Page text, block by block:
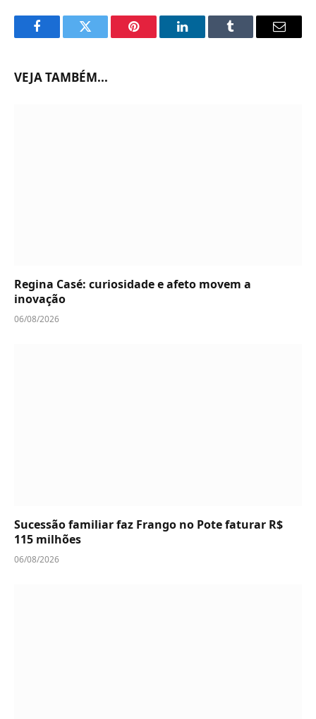
FacebookTwitter Pinterest LinkedInTumblr Email
VEJA TAMBÉM...
Regina Casé: curiosidade e afeto movem a
inovação
06/08/2026
Sucessão familiar faz Frango no Pote faturar R$
115 milhões
06/08/2026